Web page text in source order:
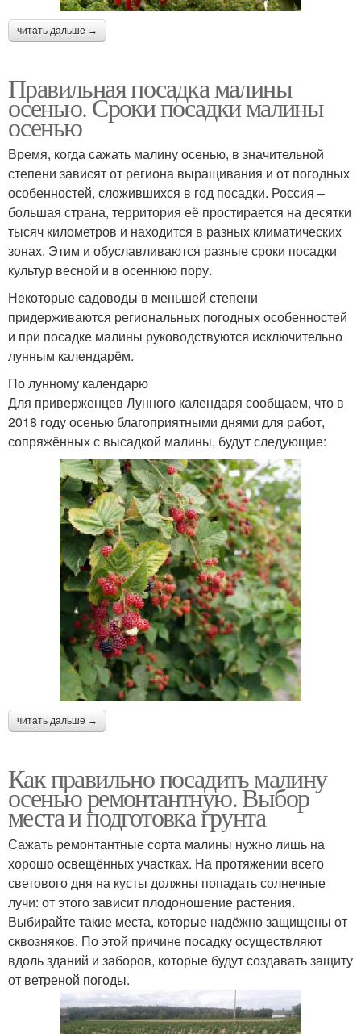
читать дальше →
Правильная посадка малины
осенью. Сроки посадки малины
осенью
Время, когда сажать малину осенью, в значительной
степени зависят от региона выращивания и от погодных
особенностей, сложившихся в год посадки. Россия –
большая страна, территория её простирается на десятки
тысяч километров и находится в разных климатических
зонах. Этим и обуславливаются разные сроки посадки
культур весной и в осеннюю пору.
Некоторые садоводы в меньшей степени
придерживаются региональных погодных особенностей
и при посадке малины руководствуются исключительно
лунным календарём.
По лунному календарю
Для приверженцев Лунного календаря сообщаем, что в
2018 году осенью благоприятными днями для работ,
сопряжённых с высадкой малины, будут следующие:
читать дальше →
Как правильно посадить малину
осенью ремонтантную. Выбор
места и подготовка грунта
Сажать ремонтантные сорта малины нужно лишь на
хорошо освещённых участках. На протяжении всего
светового дня на кусты должны попадать солнечные
лучи: от этого зависит плодоношение растения.
Выбирайте такие места, которые надёжно защищены от
сквозняков. По этой причине посадку осуществляют
вдоль зданий и заборов, которые будут создавать защиту
от ветреной погоды.